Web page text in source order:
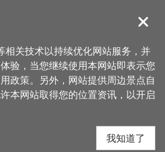
導覽
购物 > 豆麦私房菜(阿义农庄)
(阿义农庄)
关闭
关技术以持续优化网站服务，并
验，当您继续使用本网站即表示您
政策。另外，网站提供周边景点自
本网站取得您的位置资讯，以开启
我知道了